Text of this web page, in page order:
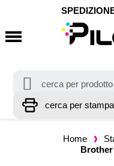
Home
Brother